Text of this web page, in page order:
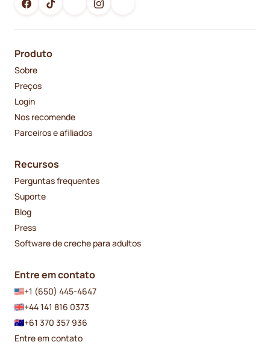
Produto
Sobre
Preços
Login
Nos recomende
Parceiros e afiliados
Recursos
Perguntas frequentes
Suporte
Blog
Press
Software de creche para adultos
Entre em contato
+1 (650) 445-4647
+44 141 816 0373
+61 370 357 936
Entre em contato